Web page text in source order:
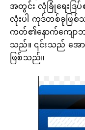
အတွင်း လုံခြုံရေးဒြ
လုံးပါ ကုဒ်တစ်ခုဖြ
ကတ်၏နောက်ကျော
သည်။ ၎င်းသည် အေ
ဖြစ်သည်။